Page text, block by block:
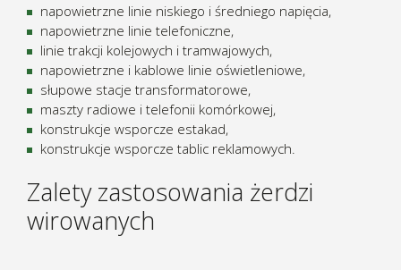
napowietrzne linie niskiego i średniego napięcia,
napowietrzne linie telefoniczne,
linie trakcji kolejowych i tramwajowych,
napowietrzne i kablowe linie oświetleniowe,
słupowe stacje transformatorowe,
maszty radiowe i telefonii komórkowej,
konstrukcje wsporcze estakad,
konstrukcje wsporcze tablic reklamowych.
Zalety zastosowania żerdzi
wirowanych